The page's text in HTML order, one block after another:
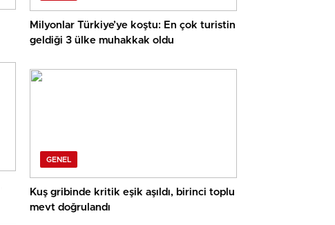
Milyonlar Türkiye’ye koştu: En çok turistin
geldiği 3 ülke muhakkak oldu
GENEL
Kuş gribinde kritik eşik aşıldı, birinci toplu
mevt doğrulandı